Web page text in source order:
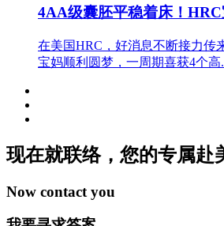
4AA级囊胚平稳着床！
在美国HRC，好消息不断接力传
宝妈顺利圆梦，一周期喜获4个高
现在就联络，您的专属赴
Now contact you